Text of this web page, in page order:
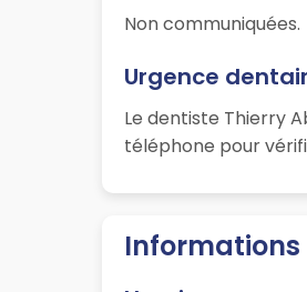
Non communiquées.
Urgence
Le dentiste Thierry
téléphone pour